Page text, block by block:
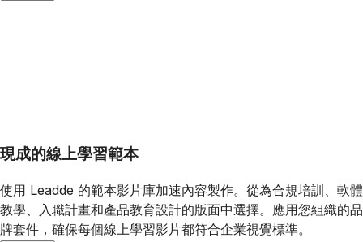
現成的線上學習範本
使用 Leadde 的範本影片庫加速內容製作。從為合規培訓、軟體
教學、入職計畫和產品教育設計的版面中選擇。應用您組織的品
牌套件，確保每個線上學習影片都符合企業視覺標準。